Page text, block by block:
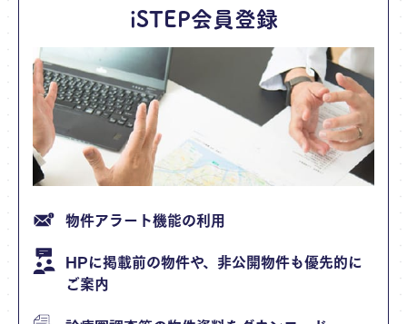
iSTEP会員登録
物件アラート機能の利用
HPに掲載前の物件や、非公開物件も優先的に
ご案内